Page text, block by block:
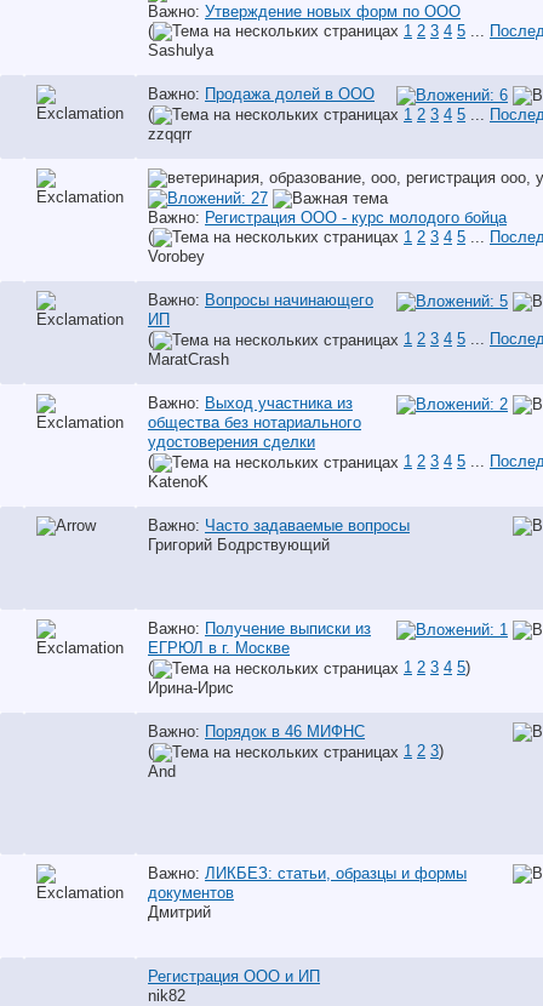
Важно: Утверждение новых форм по ООО
(
1 2 3 4 5
Sashulya
Важно: Продажа долей в ООО
(
1 2 3 4 5
zzqqrr
Важно: Регистрация ООО - курс молодого бойца
(
1 2 3 4 5
Vorobey
Важно: Вопросы начинающего
ИП
(
1 2 3 4 5 ...
MaratCrash
Важно: Выход участника из
общества без нотариального
удостоверения сделки
(
1 2 3 4 5 ...
KatenoK
Важно: Часто задаваемые вопросы
Григорий Бодрствующий
Важно: Получение выписки из
ЕГРЮЛ в г. Москве
(
1 2 3 4 5)
Ирина-Ирис
Важно: Порядок в 46 МИФНС
(
1 2 3)
And
Важно: ЛИКБЕЗ: статьи, образцы и формы
документов
Дмитрий
Регистрация ООО и ИП
nik82